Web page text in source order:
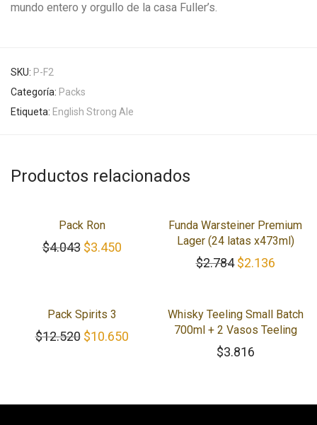
mundo entero y orgullo de la casa Fuller’s.
SKU: P-F2
Categoría: Packs
Etiqueta: English Strong Ale
Productos relacionados
Pack Ron
$4.043 El precio original era: $4.043.
$3.450El precio actual es: $3.450.
-23%
Funda Warsteiner Premium
Lager (24 latas x473ml)
$2.784 El precio
$2.136El
%Pack Spirits 3
$12.520 El precio original era: $12.520.
$10.650El precio actual es: $10.650.
Whisky Teeling Small Batch
700ml + 2 Vasos Teeling
$3.816